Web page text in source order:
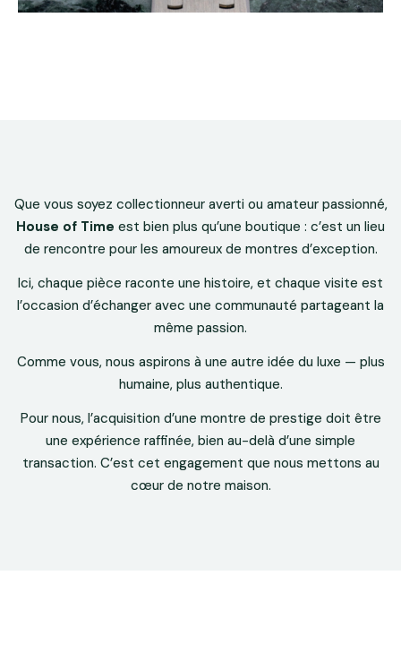
Que vous soyez collectionneur averti ou amateur passionné,
House of Time est bien plus qu’une boutique : c’est un lieu
de rencontre pour les amoureux de montres d’exception.
Ici, chaque pièce raconte une histoire, et chaque visite est
l’occasion d’échanger avec une communauté partageant la
même passion.
Comme vous, nous aspirons à une autre idée du luxe — plus
humaine, plus authentique.
Pour nous, l’acquisition d’une montre de prestige doit être
une expérience raffinée, bien au-delà d’une simple
transaction. C’est cet engagement que nous mettons au
cœur de notre maison.